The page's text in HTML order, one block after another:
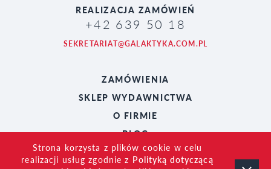
REALIZACJA ZAMÓWIEŃ
+42 639 50 18
SEKRETARIAT@GALAKTYKA.COM.PL
ZAMÓWIENIA
SKLEP WYDAWNICTWA
O FIRMIE
BLOG
Strona korzysta z plików cookie w celu
realizacji usług zgodnie z Polityką dotyczącą